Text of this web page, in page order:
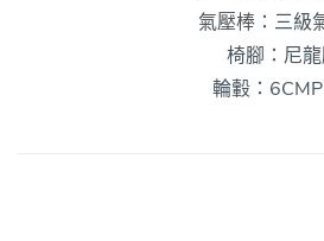
氣壓棒：三級
椅腳：尼
輪轂：